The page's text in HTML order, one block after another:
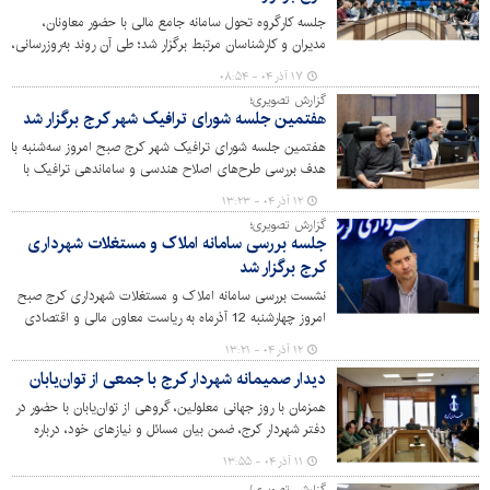
جلسه کارگروه تحول سامانه جامع مالی با حضور معاونان،
مدیران و کارشناسان مرتبط برگزار شد؛ طی آن روند به‌روزرسانی،
یکپارچه‌سازی و بهبود فرآیندهای مالی در مجموعه شهرداری
کرج مورد بررسی قرار گرفت.
۱۷ آذر ۰۴ - ۰۸:۵۴
گزارش تصویری؛
هفتمین جلسه شورای ترافیک شهر کرج برگزار شد
هفتمین جلسه شورای ترافیک شهر کرج صبح امروز سه‌شنبه با
هدف بررسی طرح‌های اصلاح هندسی و ساماندهی ترافیک با
حضور پلیس راهور به میزبانی شهرداری کرج برگزار شد.
۱۲ آذر ۰۴ - ۱۳:۲۳
گزارش تصویری؛
جلسه بررسی سامانه املاک و مستغلات شهرداری
کرج برگزار شد
نشست بررسی سامانه املاک و مستغلات شهرداری کرج صبح
امروز چهارشنبه 12 آذرماه به ریاست معاون مالی و اقتصادی
شهرداری برگزار شد.
۱۲ آذر ۰۴ - ۱۳:۲۱
دیدار صمیمانه شهردار کرج با جمعی از توان‌یابان
همزمان با روز جهانی معلولین، گروهی از توان‌یابان با حضور در
دفتر شهردار کرج، ضمن بیان مسائل و نیازهای خود، درباره
چالش‌هایی که در زمینه تردد، امکانات شهری و خدمات
حمایتی با آن مواجه‌اند گفت‌وگو کردند.
۱۱ آذر ۰۴ - ۱۳:۵۵